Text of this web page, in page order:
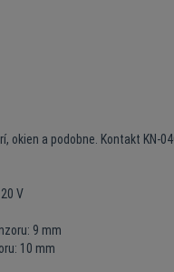
a podobne. Kontakt KN-
V
9 mm
10 mm